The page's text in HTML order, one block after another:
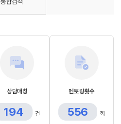
통합검색
상담매칭
194 건
멘토링횟수
556 회